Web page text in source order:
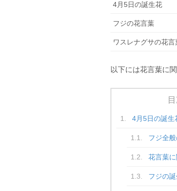
4月5日の誕生花
フジの花言葉
ワスレナグサの花言
以下には花言葉に
4月5日の誕生
フジ全
花言葉
フジの